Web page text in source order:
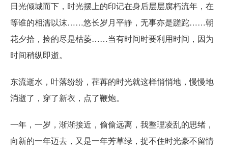
日光倾城而下，时光摆上的印记在身后层层腐朽流年，在
等谁的相濡以沫……悠长岁月平静，无事亦是蹉跎……朝
花夕拾，捡的尽是枯萎……当有时间时要利用时间，因为
时间稍纵即逝。
东流逝水，叶落纷纷，荏苒的时光就这样悄悄地，慢慢地
消逝了，穿了新衣，点了鞭炮。
一年，一岁，渐渐接近，偷偷远离，我整理凌乱的思绪，
向新的一年迈去，又是一年芳草绿，捉不住时光豪不留情